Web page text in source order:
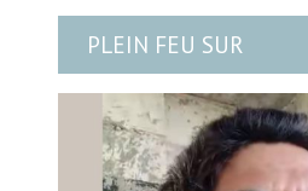
PLEIN FEU SUR